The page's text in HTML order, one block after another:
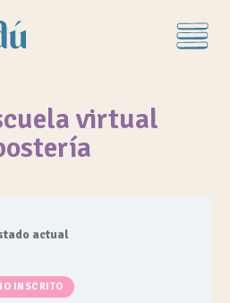
virtual
actual
INSCRITO